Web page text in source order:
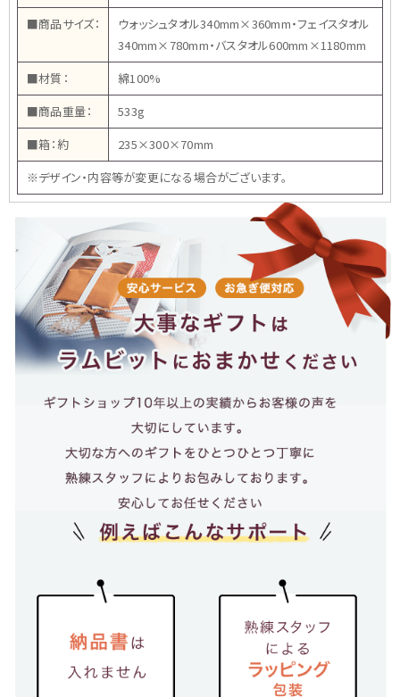
■商品サイズ：
ウォッシュタオル340mm×360mm・フェイスタオル
340mm×780mm・バスタオル600mm×1180mm
■材質：
綿100%
■商品重量：
533g
■箱：約
235×300×70mm
※デザイン・内容等が変更になる場合がございます。